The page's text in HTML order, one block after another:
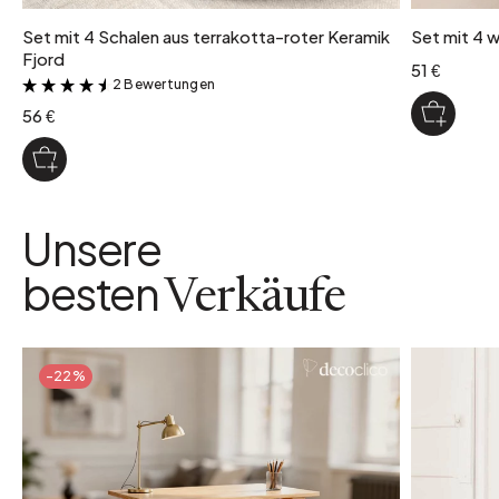
Farbvariante
Weiß
Set mit 4 Schalen aus terrakotta-roter Keramik
Fjord
&
2 Bewertungen
56 €
Set mit 4
51 €
Unsere
bestenVerkäufe
-22%